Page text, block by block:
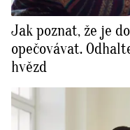
Jak poznat, že je
opečovávat.
hvězd